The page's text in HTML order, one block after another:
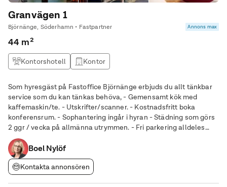
Granvägen 1
Björnänge, Söderhamn • Fastpartner Annons max
44 m²
Kontorshotell Kontor
Som hyresgäst på Fastoffice Björnänge erbjuds du allt tänkbar
service som du kan tänkas behöva, - Gemensamt kök med
kaffemaskin/te. - Utskrifter/scanner. - Kostnadsfritt boka
konferensrum. - Sophantering ingår i hyran - Städning som görs
2 ggr / vecka på allmänna utrymmen. - Fri parkering alldeles
utanför - Tillgång till kontoret 7 dagar i veckan. - Eget postfack
Vill du också
Boel Nylöf
Kontakta annonsören